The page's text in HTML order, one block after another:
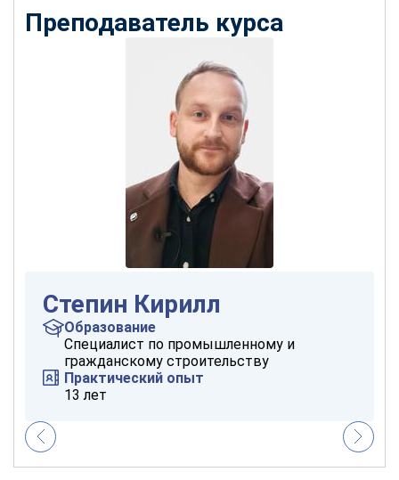
Преподаватель курса
Степин Кирилл
Образование
Специалист по промышленному и
гражданскому строительству
Практический опыт
13 лет